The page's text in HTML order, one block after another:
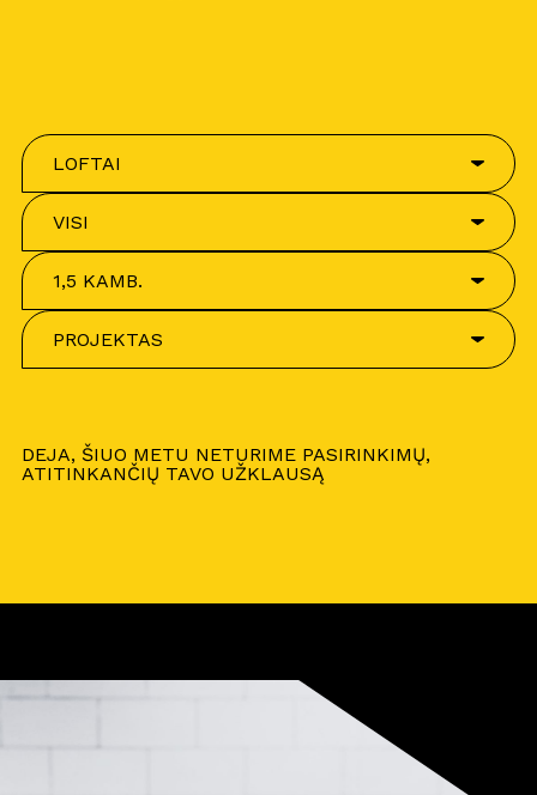
LOFTAI
VISI
1,5 KAMB.
PROJEKTAS
DEJA, ŠIUO METU NETURIME PASIRINKIMŲ,
ATITINKANČIŲ TAVO UŽKLAUSĄ